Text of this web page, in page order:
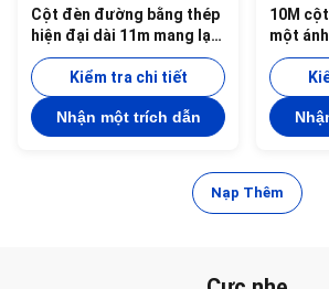
Cột đèn đường bằng thép
hiện đại dài 11m mang lại
chiều cao và độ ổn định
tối ưu để chiếu sáng hiệu
quả ở đường phố và không
gian công cộng trong
thành phố
Kiểm tra chi tiết
Nhận một trích dẫn
10M
một
4MM
chiếu
Nạp Thêm